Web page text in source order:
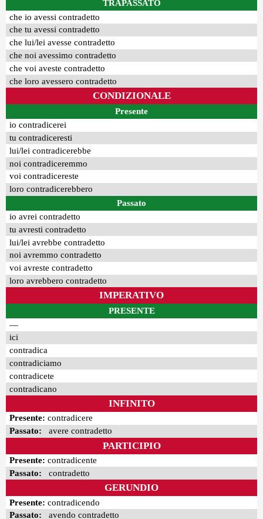
TRAPASSATO
che io avessi contradetto
che tu avessi contradetto
che lui/lei avesse contradetto
che noi avessimo contradetto
che voi aveste contradetto
che loro avessero contradetto
CONDIZIONALE
Presente
io contradicerei
tu contradiceresti
lui/lei contradicerebbe
noi contradiceremmo
voi contradicereste
loro contradicerebbero
Passato
io avrei contradetto
tu avresti contradetto
lui/lei avrebbe contradetto
noi avremmo contradetto
voi avreste contradetto
loro avrebbero contradetto
IMPERATIVO
PRESENTE
—
ici
contradica
contradiciamo
contradicete
contradicano
INFINITO
Presente: contradicere
Passato: avere contradetto
PARTICIPIO
Presente: contradicente
Passato: contradetto
GERUNDIO
Presente: contradicendo
Passato: avendo contradetto